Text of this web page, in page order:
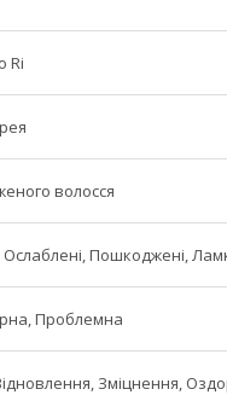
Ri
волосся
Ослаблені, Пошкоджені,
Проблемна
Зміцнення,